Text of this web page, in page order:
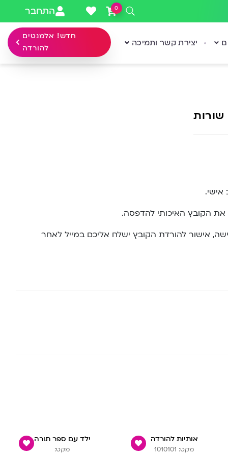
0 התחבר
יצירת קשר ותמיכה
חדש! אלמנטים
להורדה
אישי.
הקובץ האיכותי להדפסה.
אישור להורדת הקובץ ישלח אליכם במייל לאחר
אותיות להורדה
מקט: 1010101
ילד עם ספר תורה
מקט: